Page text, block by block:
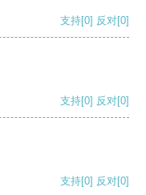
支持[0] 反对[0]
支持[0] 反对[0]
支持[0] 反对[0]